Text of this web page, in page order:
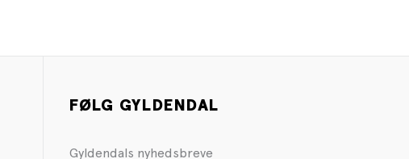
FØLG GYLDENDAL
Gyldendals nyhedsbreve